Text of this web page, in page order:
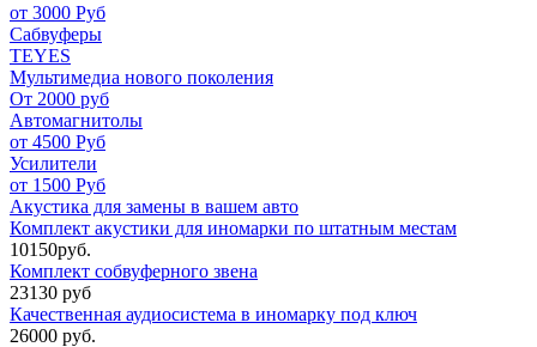
от 3000 Руб
Сабвуферы
TEYES
Мультимедиа нового поколения
От 2000 руб
Автомагнитолы
от 4500 Руб
Усилители
от 1500 Руб
Акустика для замены в вашем авто
Комплект акустики для иномарки по штатным местам
10150руб.
Комплект собвуферного звена
23130 руб
Качественная аудиосистема в иномарку под ключ
26000 руб.